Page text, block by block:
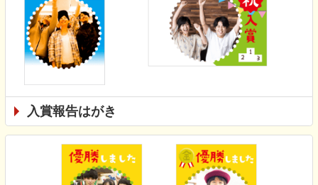
入賞報告はがき